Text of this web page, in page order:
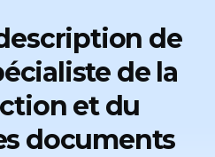
de
de la
et du
documents